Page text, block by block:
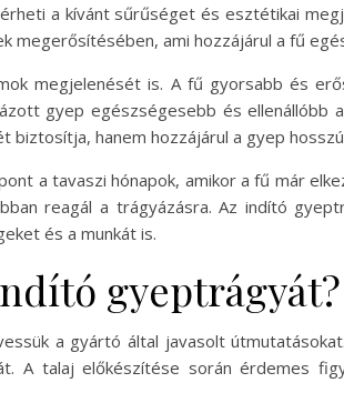
a kívánt sűrűséget és esztétikai
megerősítésében, ami hozzájárul a fű
megjelenését is. A fű gyorsabb és
gyep egészségesebb és ellenállóbb
biztosítja, hanem hozzájárul a gyep
a tavaszi hónapok, amikor a fű már
reagál a trágyázásra. Az indító
és a munkát is.
gyeptrágyát?
a gyártó által javasolt
A talaj előkészítése során érdemes